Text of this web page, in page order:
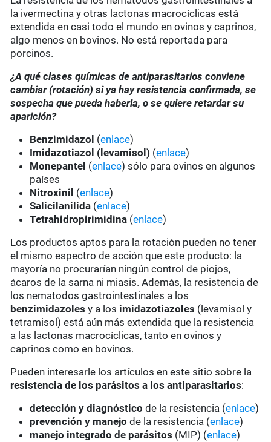
la ivermectina y otras lactonas macrocíclicas está
extendida en casi todo el mundo en ovinos y caprinos,
algo menos en bovinos. No está reportada para
porcinos.
¿A qué clases químicas de antiparasitarios conviene
cambiar (rotación) si ya hay resistencia confirmada, se
sospecha que pueda haberla, o se quiere retardar su
aparición?
Benzimidazol (enlace)
Imidazotiazol (levamisol) (enlace)
Monepantel (enlace) sólo para ovinos en algunos
países
Nitroxinil (enlace)
Salicilanilida (enlace)
Tetrahidropirimidina (enlace)
Los productos aptos para la rotación pueden no tener
el mismo espectro de acción que este producto: la
mayoría no procurarían ningún control de piojos,
ácaros de la sarna ni miasis. Además, la resistencia de
los nematodos gastrointestinales a los
benzimidazoles y a los imidazotiazoles (levamisol y
tetramisol) está aún más extendida que la resistencia
a las lactonas macrocíclicas, tanto en ovinos y
caprinos como en bovinos.
Pueden interesarle los artículos en este sitio sobre la
resistencia de los parásitos a los antiparasitarios:
detección y diagnóstico de la resistencia (enlace)
prevención y manejo de la resistencia (enlace)
manejo integrado de parásitos (MIP) (enlace)